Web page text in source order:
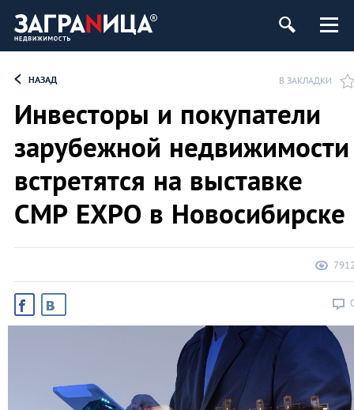
НАЗАД В ЗАКЛАДКИ
Инвесторы и покупатели
зарубежной недвижимости
встретятся на выставке
СМР ЕХРО в Новосибирске